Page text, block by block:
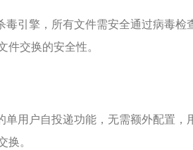
引擎，所有文件需安全通过病毒
交换的安全性。
用户自投递功能，无需额外配置，
。